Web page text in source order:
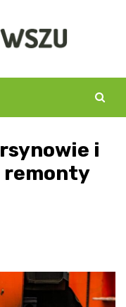
i
remonty